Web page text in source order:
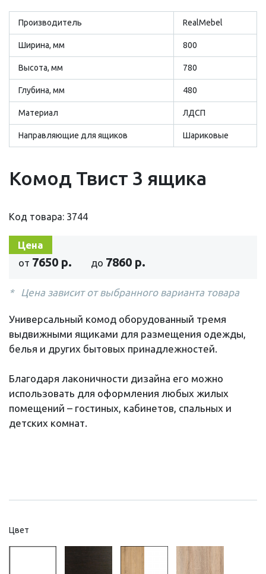
Производитель RealMebel
Ширина, мм 800
Высота, мм 780
Глубина, мм 480
Материал ЛДСП
Направляющие для ящиков Шариковые
Комод Твист 3 ящика
Код товара: 3744
Цена
от 7650 р. до 7860 р.
Цена зависит от выбранного варианта товара
Универсальный комод оборудованный тремя
выдвижными ящиками для размещения одежды,
белья и других бытовых принадлежностей.
Благодаря лаконичности дизайна его можно
использовать для оформления любых жилых
помещений – гостиных, кабинетов, спальных и
детских комнат.
Цвет